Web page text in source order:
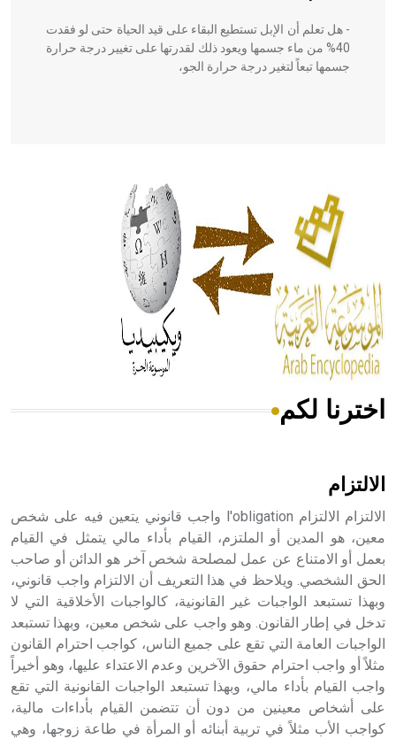
- هل تعلم أن الإبل تستطيع البقاء على قيد الحياة حتى لو فقدت
40% من ماء جسمها ويعود ذلك لقدرتها على تغيير درجة حرارة
جسمها تبعاً لتغير درجة حرارة الجو،
الحكم، الأدلة، تنظيم التغذية، ورسالته في جروح الرأس. ويعود
له الفضل بأنه حرر الطب من الدين والفلسفة.
- هل تعلم أن المرجان إفراز حيواني يتكون في البحر ويتركب
من مادة كربونات الكلسيوم، وهو أحمر أو شديد الحمرة وهو
أجود أنواعه، ويمتاز بكبر الحجم ويسمى الش
هل تعلم أن الأبسيد كلمة فرنسية اللفظ تم اعتمادها مصطلحاً
- هل تعلم أن أبجر Abgar اسم معروف جيداً يعود إلى عدد من
الملوك الذين حكموا مدينة إديسا (الرها) من أبجر الأول وحتى
التاسع، وهم ينتسبون إلى أسرة أوسروين
- هل تعلم أن الأبجدية الكنعانية تتألف من /22/ علامة كتابية
sign تكتب منفصلة غير متصلة، وتعتمد المبدأ الأكوروفوني،
حيث تقتصر القيمة الصوتية للعلامة الك
اخترنا لكم
الالتزام
الالتزام الالتزام l'obligation واجب قانوني يتعين فيه على شخص
معين، هو المدين أو الملتزم، القيام بأداء مالي يتمثل في القيام
بعمل أو الامتناع عن عمل لمصلحة شخص آخر هو الدائن أو صاحب
الحق الشخصي. ويلاحظ في هذا التعريف أن الالتزام واجب قانوني،
وبهذا تستبعد الواجبات غير القانونية، كالواجبات الأخلاقية التي لا
تدخل في إطار القانون. وهو واجب على شخص معين، وبهذا تستبعد
الواجبات العامة التي تقع على جميع الناس، كواجب احترام القانون
مثلاً أو واجب احترام حقوق الآخرين وعدم الاعتداء عليها، وهو أخيراً
واجب القيام بأداء مالي، وبهذا تستبعد الواجبات القانونية التي تقع
على أشخاص معينين من دون أن تتضمن القيام بأداءات مالية،
كواجب الأب مثلاً في تربية أبنائه أو المرأة في طاعة زوجها، وهي